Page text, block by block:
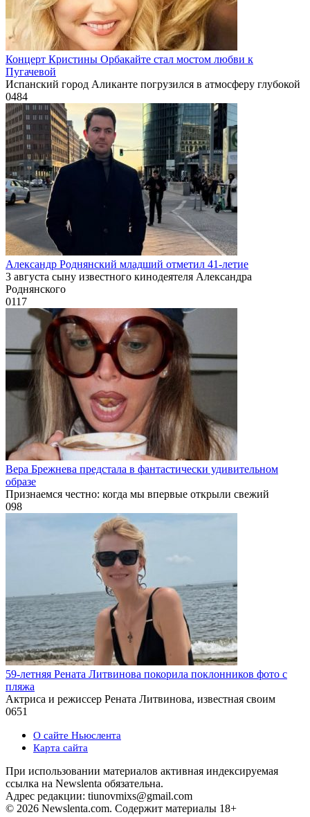
Концерт Кристины Орбакайте стал мостом любви к
Пугачевой
Испанский город Аликанте погрузился в атмосферу глубокой
0484
Александр Роднянский младший отметил 41-летие
3 августа сыну известного кинодеятеля Александра
Роднянского
0117
Вера Брежнева предстала в фантастически удивительном
образе
Признаемся честно: когда мы впервые открыли свежий
098
59-летняя Рената Литвинова покорила поклонников фото с
пляжа
Актриса и режиссер Рената Литвинова, известная своим
0651
О сайте Ньюслента
Карта сайта
При использовании материалов активная индексируемая
ссылка на Newslenta обязательна.
Адрес редакции: tiunovmixs@gmail.com
© 2026 Newslenta.com. Содержит материалы 18+